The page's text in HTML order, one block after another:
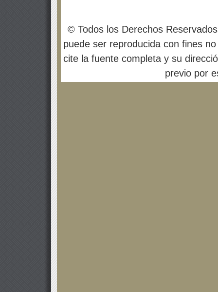
© Todos los Derechos
puede ser reproducida con fines
cite la fuente completa y su
previo por